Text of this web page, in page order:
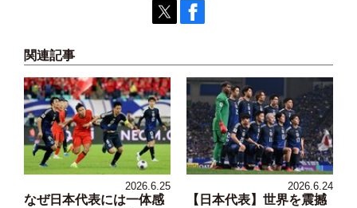
関連記事
2026.6.25
なぜ日本代表には一体感
2026.6.24
【日本代表】世界を震撼